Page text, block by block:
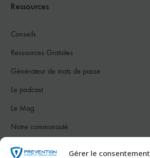
Gérer le consentement
Ressources
Conseils
Ressources Gratuites
Générateur de mots de passe
Le podcast
Le Mag
Notre communauté